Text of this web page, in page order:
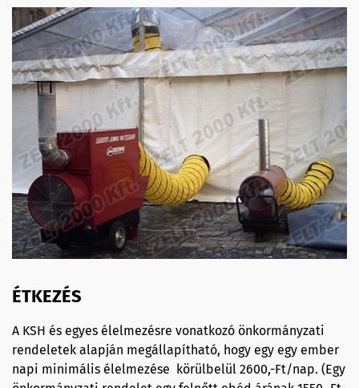
ÉTKEZÉS
A KSH és egyes élelmezésre vonatkozó önkormányzati
rendeletek alapján megállapítható, hogy egy egy ember
napi minimális élelmezése körülbelül 2600,-Ft/nap. (Egy